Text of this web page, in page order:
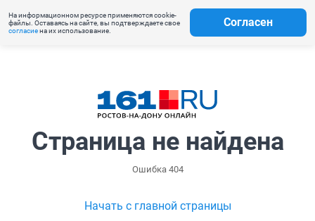
На информационном ресурсе применяются cookie-
файлы. Оставаясь на сайте, вы подтверждаете свое
согласиена их использование.
Согласен
Страница не найдена
Ошибка 404
Начать с главной страницы